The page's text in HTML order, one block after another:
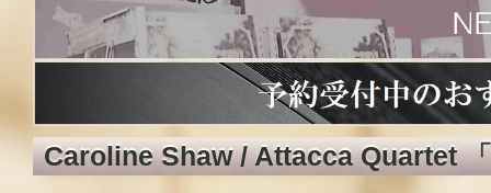
Caroline Shaw / Attacca Quartet